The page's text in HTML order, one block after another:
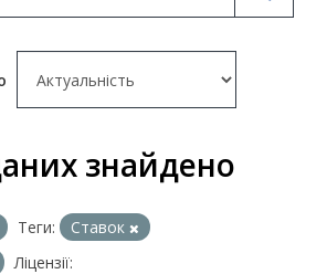
знайдено
Теги:
Ставок
Ліцензії: